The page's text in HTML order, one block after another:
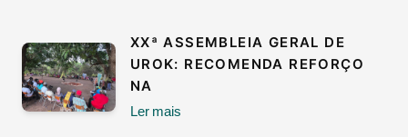
XXª ASSEMBLEIA GERAL DE
UROK: RECOMENDA REFORÇO
NA
Ler mais